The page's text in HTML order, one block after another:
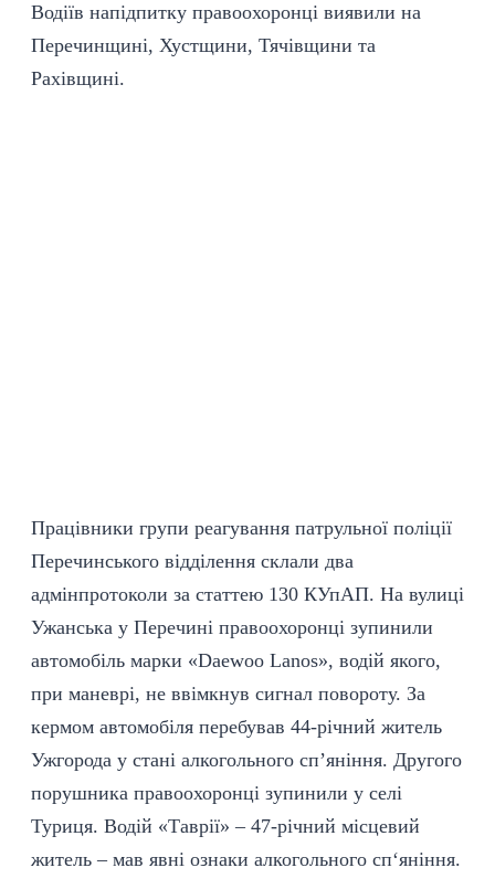
Водіїв напідпитку правоохоронці виявили на
Перечинщині, Хустщини, Тячівщини та
Рахівщині.
Працівники групи реагування патрульної поліції
Перечинського відділення склали два
адмінпротоколи за статтею 130 КУпАП. На вулиці
Ужанська у Перечині правоохоронці зупинили
автомобіль марки «Daewoo Lanos», водій якого,
при маневрі, не ввімкнув сигнал повороту. За
кермом автомобіля перебував 44-річний житель
Ужгорода у стані алкогольного сп’яніння. Другого
порушника правоохоронці зупинили у селі
Туриця. Водій «Таврії» – 47-річний місцевий
житель – мав явні ознаки алкогольного сп‘яніння.